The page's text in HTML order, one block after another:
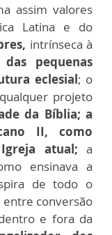
assim valores
Latina e do
intrínseca à
pequenas
eclesial; o
projeto
da Bíblia; a
II, como
atual; a
ensinava a
de todo o
entre conversão
e fora da